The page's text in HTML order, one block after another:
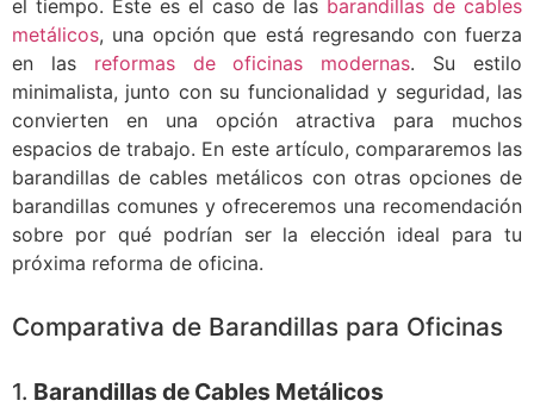
En el mundo del diseño de oficinas, las
tendencias van y vienen, pero algunas
logran perdurar y evolucionar con el
tiempo. Este es el caso de las barandillas
de cables metálicos, una opción que está
regresando con fuerza en
el tiempo. Este es el caso de las barandillas de cables
metálicos, una opción que está regresando con fuerza
en las reformas de oficinas modernas. Su estilo
minimalista, junto con su funcionalidad y seguridad, las
convierten en una opción atractiva para muchos
espacios de trabajo. En este artículo, compararemos las
barandillas de cables metálicos con otras opciones de
barandillas comunes y ofreceremos una recomendación
sobre por qué podrían ser la elección ideal para tu
próxima reforma de oficina.
Comparativa de Barandillas para Oficinas
1. Barandillas de Cables Metálicos